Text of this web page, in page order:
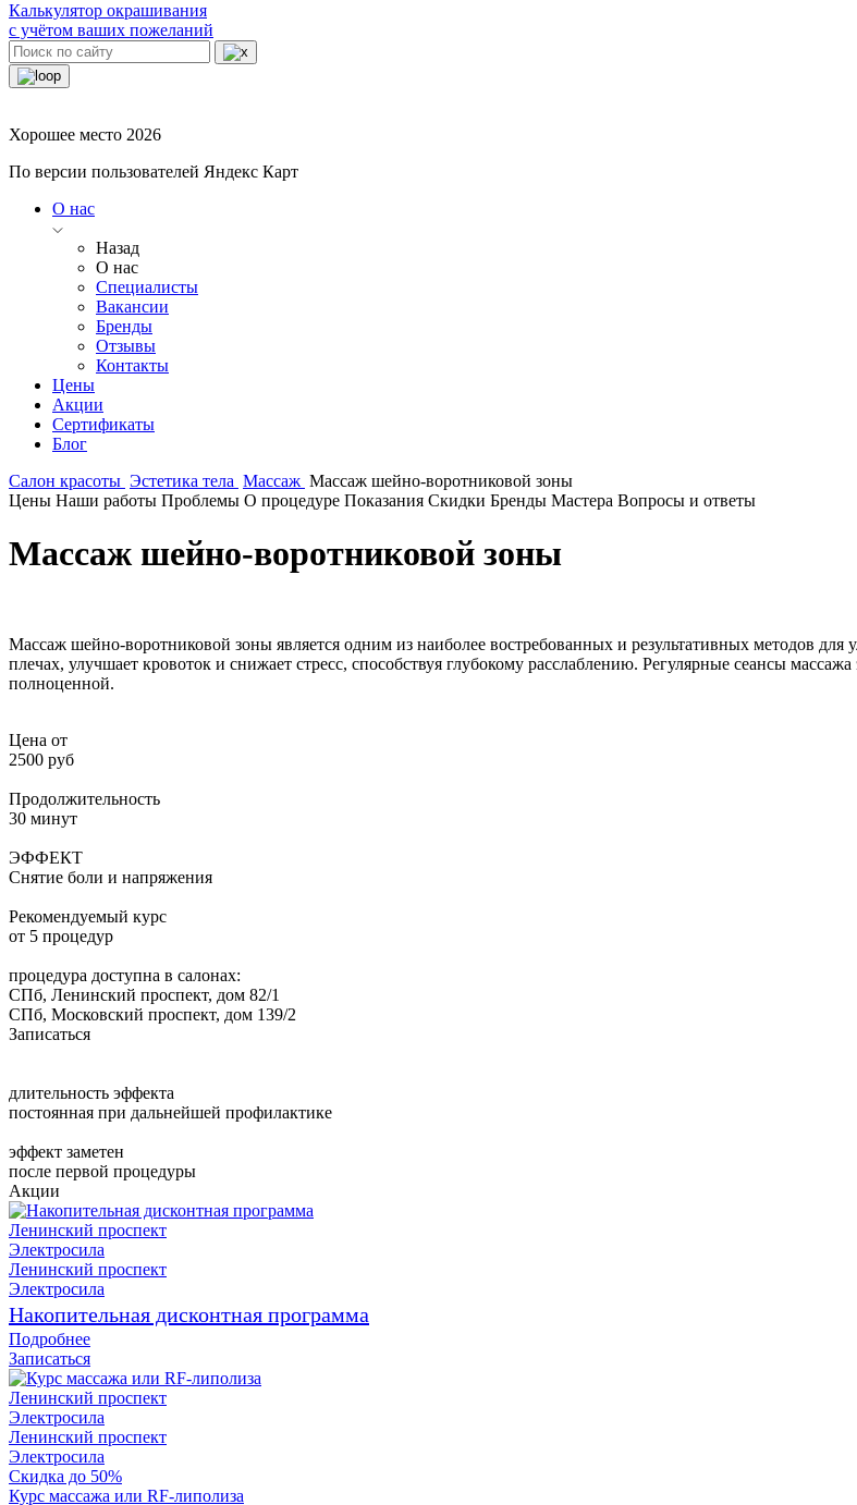
Калькулятор окрашивания
с учётом ваших пожеланий
Хорошее место 2026
По версии пользователей Яндекс Карт
О нас
Назад
О нас
Специалисты
Вакансии
Бренды
Отзывы
Контакты
Цены
Акции
Сертификаты
Блог
Салон красоты Эстетика тела Массаж Массаж шейно-воротниковой зоны
Цены Наши работы Проблемы О процедуре Показания Скидки Бренды Мастера Вопросы и ответы
Массаж шейно-воротниковой зоны
Массаж шейно-воротниковой зоны является одним из наиболее востребованных и результативных методов
плечах, улучшает кровоток и снижает стресс, способствуя глубокому расслаблению. Регулярные сеансы
полноценной.
Цена от
2500 руб
Продолжительность
30 минут
ЭФФЕКТ
Снятие боли и напряжения
Рекомендуемый курс
от 5 процедур
процедура доступна в салонах:
СПб, Ленинский проспект, дом 82/1
СПб, Московский проспект, дом 139/2
Записаться
длительность эффекта
постоянная при дальнейшей профилактике
эффект заметен
после первой процедуры
Акции
Ленинский проспект
Электросила
Ленинский проспект
Электросила
Накопительная дисконтная программа
Подробнее
Записаться
Ленинский проспект
Электросила
Ленинский проспект
Электросила
Скидка до 50%
Курс массажа или RF-липолиза